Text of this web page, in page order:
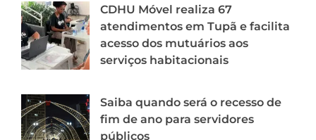
CDHU Móvel realiza 67
atendimentos em Tupã e facilita
acesso dos mutuários aos
serviços habitacionais
Saiba quando será o recesso de
fim de ano para servidores
públicos